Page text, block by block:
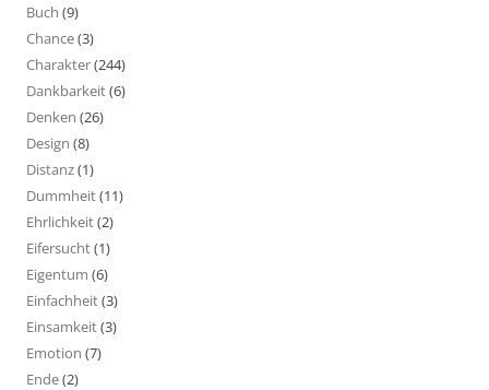
Buch (9)
Chance(3)
Charakter(244)
Dankbarkeit(6)
Denken (26)
Design (8)
Distanz(1)
Dummheit(11)
Ehrlichkeit(2)
Eifersucht(1)
Eigentum (6)
Einfachheit(3)
Einsamkeit(3)
Emotion (7)
Ende(2)